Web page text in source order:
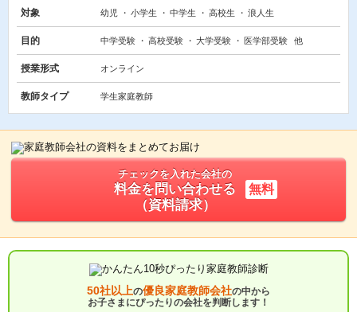
対象 幼児 小学生 中学生 高校生 浪人生
目的 中学受験 高校受験 大学受験 医学部受験 他
授業形式 オンライン
教師タイプ 学生家庭教師
チェックを入れた会社の
料金を問い合わせる
（資料請求）
無料
50社以上の優良家庭教師会社の中から
お子さまにぴったりの会社を判断します！